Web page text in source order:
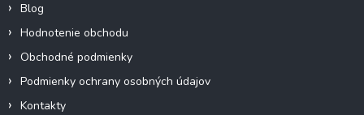
s
u
Blog
Hodnotenie obchodu
Obchodné podmienky
Podmienky ochrany osobných údajov
Kontakty